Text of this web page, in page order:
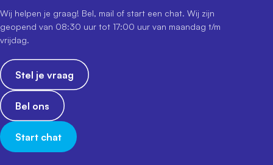
Wij helpen je graag! Bel, mail of start een chat. Wij zijn
geopend van 08:30 uur tot 17:00 uur van maandag t/m
vrijdag.
Stel je vraag
Bel ons
Start chat